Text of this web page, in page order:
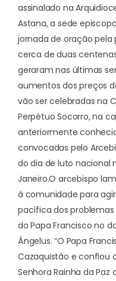
assinalado na
Astana, a sede
jornada de oração pela
cerca de duas
geraram nas últimas
aumentos dos preços
vão ser celebradas na
Perpétuo Socorro, na
anteriormente
convocadas pelo
do dia de luto nacional
Janeiro.O arcebispo
à comunidade para
pacífica dos problemas
do Papa Francisco no
Ângelus. “O Papa
Cazaquistão e confiou
Senhora Rainha da Paz